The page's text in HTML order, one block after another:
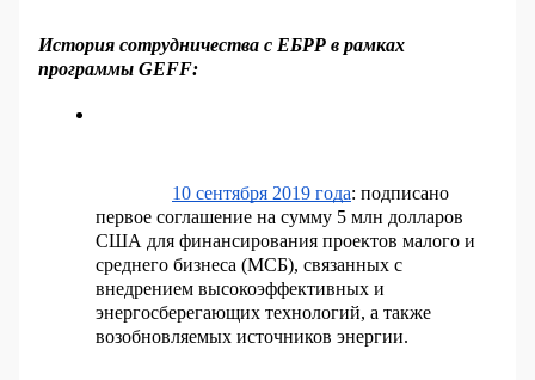
История сотрудничества с ЕБРР в рамках
программы GEFF:
10 сентября 2019 года: подписано
первое соглашение на сумму 5 млн долларов
США для финансирования проектов малого и
среднего бизнеса (МСБ), связанных с
внедрением высокоэффективных и
энергосберегающих технологий, а также
возобновляемых источников энергии.